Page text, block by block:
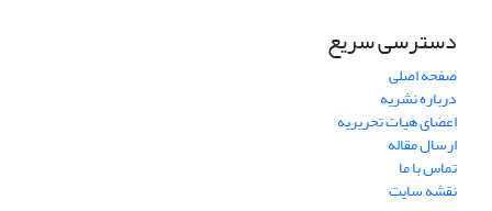
دسترسی سریع
صفحه اصلی
درباره نشریه
اعضای هیات تحریریه
ارسال مقاله
تماس با ما
نقشه سایت